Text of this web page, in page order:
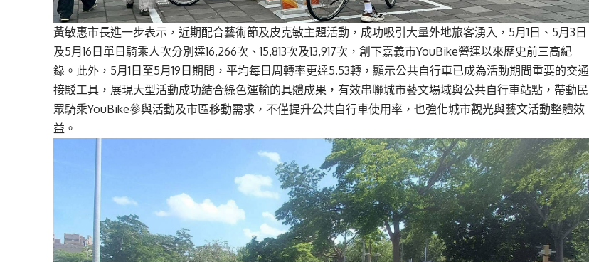
黃敏惠市長進一步表示，近期配合藝術節及皮克敏主題活動，成功吸引大量外地旅客湧入， 5月1 日、 5月3 日
及5月16 日單日騎乘人次分別達16,266次、15,813次及13,917次，創下嘉義市YouBike營運以來歷史前三高紀
錄。此外， 5月1 日至5月19 日期間，平均每日周轉率更達5.53轉，顯示公共自行車已成為活動期間重要的交通
接駁工具，展現大型活動成功結合綠色運輸的具體成果，有效串聯城市藝文場域與公共自行車站點，帶動民
眾騎乘YouBike參與活動及市區移動需求，不僅提升公共自行車使用率，也強化城市觀光與藝文活動整體效
益。